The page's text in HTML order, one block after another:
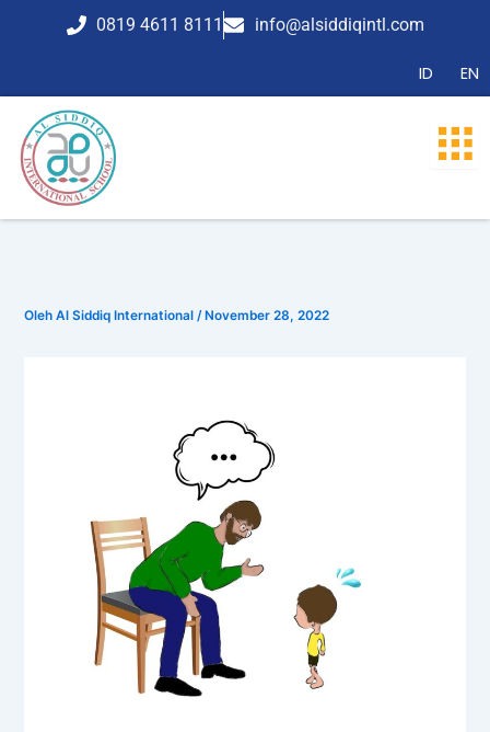
0819 4611 8111 info@alsiddiqintl.com
ID EN
OlehAl Siddiq International/November 28, 2022